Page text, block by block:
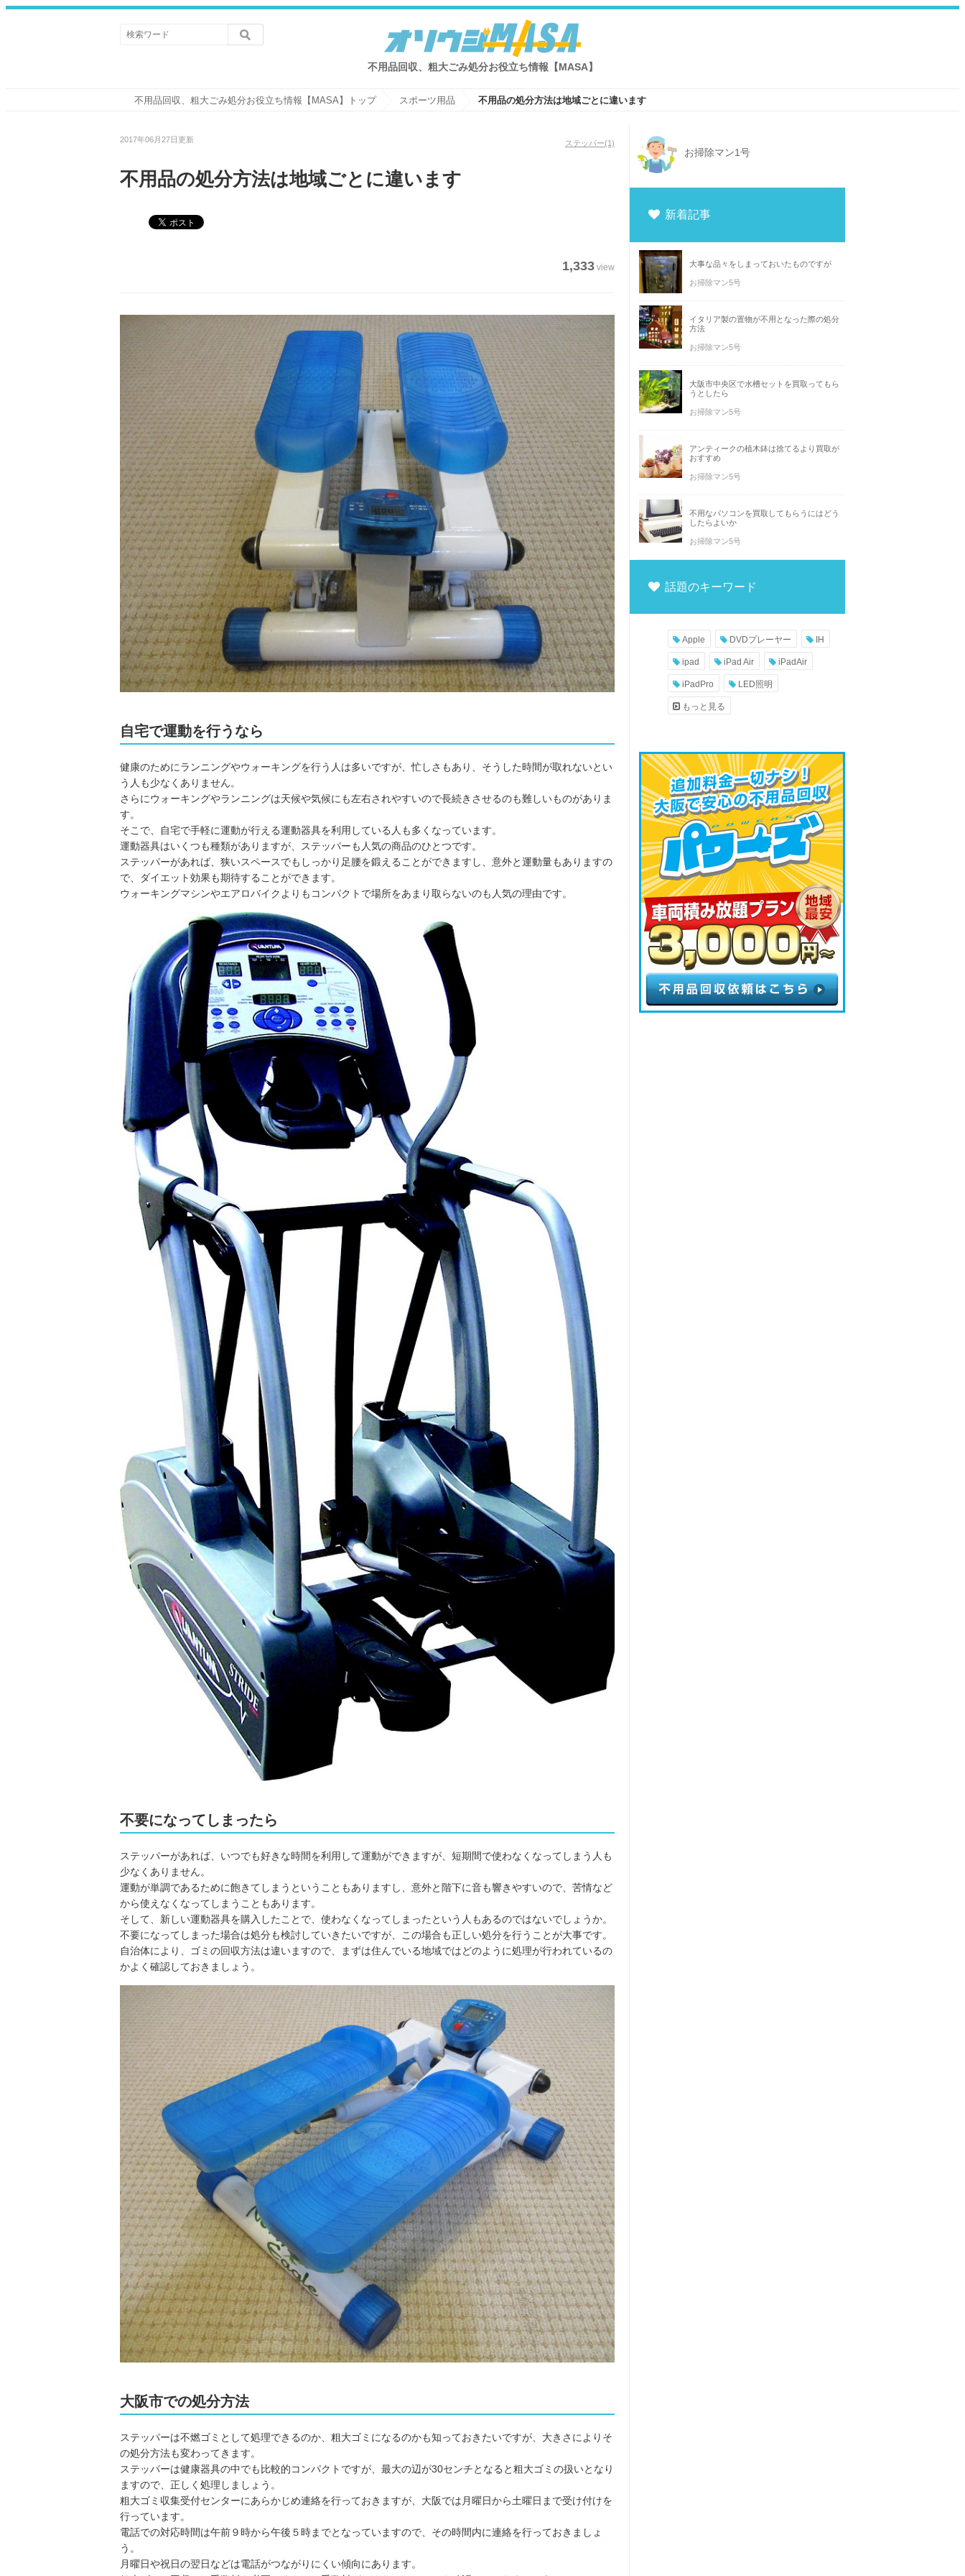
不用品回収、粗大ごみ処分お役立ち情報【MASA】
不用品回収、粗大ごみ処分お役立ち情報【MASA】トップ スポーツ用品 不用品の処分方法は地域ごとに違います
2017年06月27日更新 ステッパー(1)
不用品の処分方法は地域ごとに違います
1,333 view
自宅で運動を行うなら
健康のためにランニングやウォーキングを行う人は多いですが、忙しさもあり、そうした時間が取れないとい
う人も少なくありません。
さらにウォーキングやランニングは天候や気候にも左右されやすいので長続きさせるのも難しいものがありま
す。
そこで、自宅で手軽に運動が行える運動器具を利用している人も多くなっています。
運動器具はいくつも種類がありますが、ステッパーも人気の商品のひとつです。
ステッパーがあれば、狭いスペースでもしっかり足腰を鍛えることができますし、意外と運動量もありますの
で、ダイエット効果も期待することができます。
ウォーキングマシンやエアロバイクよりもコンパクトで場所をあまり取らないのも人気の理由です。
不要になってしまったら
ステッパーがあれば、いつでも好きな時間を利用して運動ができますが、短期間で使わなくなってしまう人も
少なくありません。
運動が単調であるために飽きてしまうということもありますし、意外と階下に音も響きやすいので、苦情など
から使えなくなってしまうこともあります。
そして、新しい運動器具を購入したことで、使わなくなってしまったという人もあるのではないでしょうか。
不要になってしまった場合は処分も検討していきたいですが、この場合も正しい処分を行うことが大事です。
自治体により、ゴミの回収方法は違いますので、まずは住んでいる地域ではどのように処理が行われているの
かよく確認しておきましょう。
大阪市での処分方法
ステッパーは不燃ゴミとして処理できるのか、粗大ゴミになるのかも知っておきたいですが、大きさによりそ
の処分方法も変わってきます。
ステッパーは健康器具の中でも比較的コンパクトですが、最大の辺が30センチとなると粗大ゴミの扱いとなり
ますので、正しく処理しましょう。
粗大ゴミ収集受付センターにあらかじめ連絡を行っておきますが、大阪では月曜日から土曜日まで受け付けを
行っています。
電話での対応時間は午前９時から午後５時までとなっていますので、その時間内に連絡を行っておきましょ
う。
月曜日や祝日の翌日などは電話がつながりにくい傾向にあります。
お掃除マン1号
新着記事
大事な品々をしまっておいたものですが
お掃除マン5号
イタリア製の置物が不用となった際の処分
方法
お掃除マン5号
大阪市中央区で水槽セットを買取ってもら
うとしたら
お掃除マン5号
アンティークの植木鉢は捨てるより買取が
おすすめ
お掃除マン5号
不用なパソコンを買取してもらうにはどう
したらよいか
お掃除マン5号
話題のキーワード
Apple DVDプレーヤー IH
ipad iPad Air iPadAir
iPadPro LED照明
もっと見る